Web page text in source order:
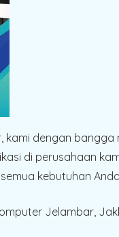
kami dengan
di perusahaan
kebutuhan
Jelambar,